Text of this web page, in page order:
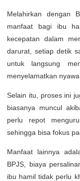
Melahirkan dengan
manfaat bagi ibu
kecepatan dalam
darurat, setiap detik
untuk langsung
menyelamatkan nyawa.
Selain itu, proses ini
biasanya muncul
perlu repot
sehingga bisa fokus
Manfaat lainnya
BPJS, biaya
ibu hamil tidak perlu